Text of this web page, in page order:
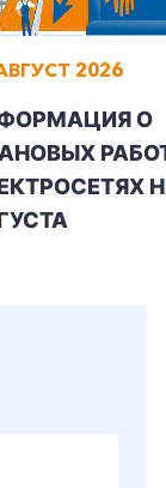
2026
О